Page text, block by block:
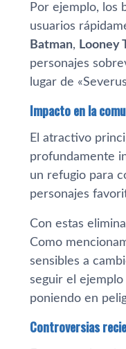
Por ejemplo, los
usuarios
Batman, Looney
personajes
lugar de
Impacto en la
El atractivo
profundamente
un refugio para
personajes
Con estas
Como
sensibles a
seguir el
poniendo en
Controversias